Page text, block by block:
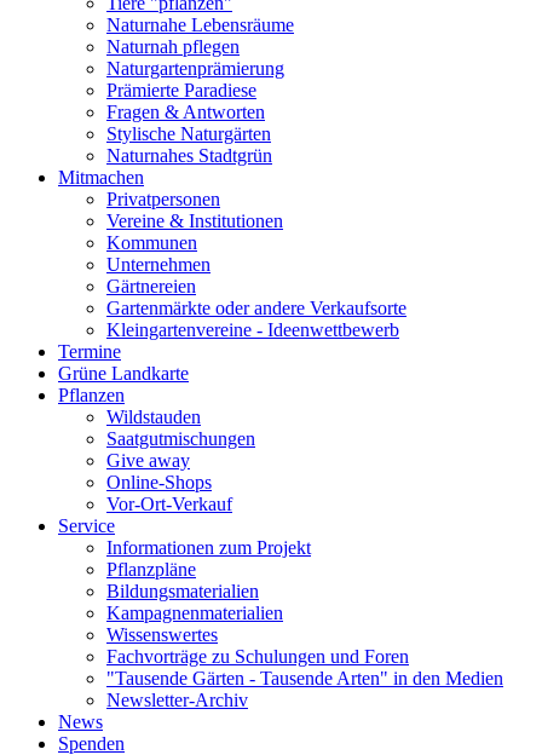
Naturnahe Lebensräume
Naturnah pflegen
Naturgartenprämierung
Prämierte Paradiese
Fragen & Antworten
Stylische Naturgärten
Naturnahes Stadtgrün
Mitmachen
Privatpersonen
Vereine & Institutionen
Kommunen
Unternehmen
Gärtnereien
Gartenmärkte oder andere Verkaufsorte
Kleingartenvereine - Ideenwettbewerb
Termine
Grüne Landkarte
Pflanzen
Wildstauden
Saatgutmischungen
Give away
Online-Shops
Vor-Ort-Verkauf
Service
Informationen zum Projekt
Pflanzpläne
Bildungsmaterialien
Kampagnenmaterialien
Wissenswertes
Fachvorträge zu Schulungen und Foren
"Tausende Gärten - Tausende Arten" in den Medien
Newsletter-Archiv
News
Spenden